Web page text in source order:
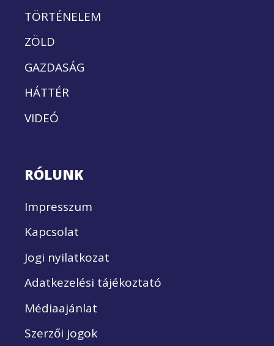
TÖRTÉNELEM
ZÖLD
GAZDASÁG
HÁTTÉR
VIDEÓ
RÓLUNK
Impresszum
Kapcsolat
Jogi nyilatkozat
Adatkezelési tájékoztató
Médiaajánlat
Szerzői jogok